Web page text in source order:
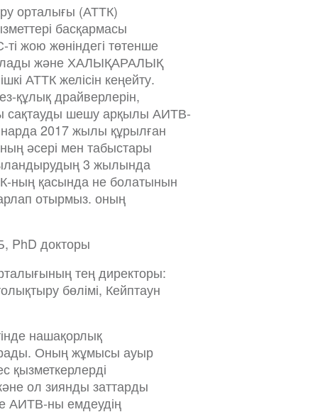
орталығы (АТТК)
басқармасы
жою жөніндегі төтенше
және ХАЛЫҚАРАЛЫҚ
АТТК желісін кеңейту.
құлық драйверлерін,
сақтауды шешу арқылы АИТВ-
2017 жылы құрылған
әсері мен табыстары
3 жылында
ның қасында не болатынын
отырмыз. оның
PhD докторы
тең директоры:
бөлімі, Кейптаун
нашақорлық
Оның жұмысы ауыр
қызметкерлерді
ол зиянды заттарды
АИТВ-ны емдеудің